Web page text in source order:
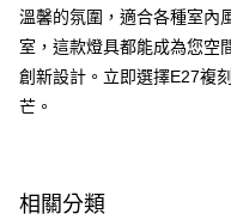
【關於「AFTEE先享後付」】
AFTEE先享後付是「在收到商
便利好安心！
１．簡單：不需註冊會員、不
２．便利：只要手機號碼，簡訊
結帳頁面，進行簡訊認證並確
溫馨的氛圍，適合各種室內
室，這款燈具都能成為您空
創新設計。立即選擇E27複
芒。
相關分類